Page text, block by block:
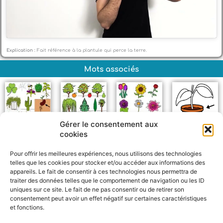
Gérer le consentement aux
cookies
Pour offrir les meilleures expériences, nous utilisons des technologies
telles que les cookies pour stocker et/ou accéder aux informations des
appareils. Le fait de consentir à ces technologies nous permettra de
traiter des données telles que le comportement de navigation ou les ID
uniques sur ce site. Le fait de ne pas consentir ou de retirer son
consentement peut avoir un effet négatif sur certaines caractéristiques
et fonctions.
Explication : Fait référence à la plantule qui perce la terre.
Mots associés
Arbres